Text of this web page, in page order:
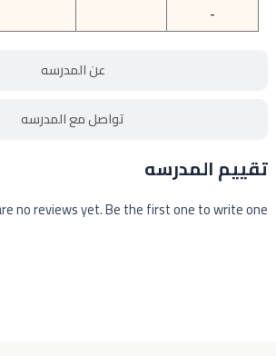
عن المدرسه
تواصل مع المدرسه
-
تقييم المدرسه
no reviews yet. Be the first one to write one.